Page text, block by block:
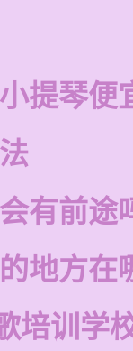
提琴便
有前途
地方在
培训学